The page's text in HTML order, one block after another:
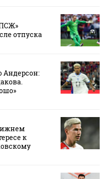
отпуска
Андерсон:
к